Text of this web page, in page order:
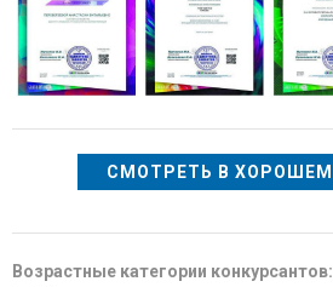
СМОТРЕТЬ В ХОРОШЕМ
Возрастные категории конкурсантов: